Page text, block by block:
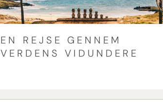
EN REJSE GENNEM
VERDENS VIDUNDERE